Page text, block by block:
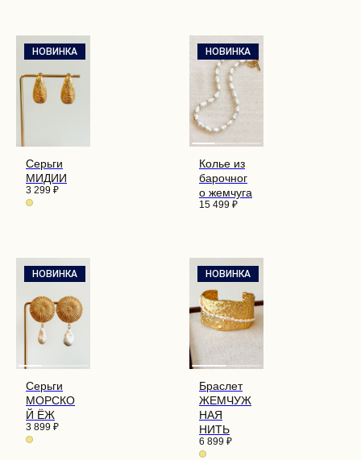
НОВИНКА
Серьги
МИДИИ
3 299 ₽
НОВИНКА
Колье из
барочног
о жемчуга
15 499 ₽
НОВИНКА
Серьги
МОРСКО
Й ЁЖ
3 899 ₽
НОВИНКА
Браслет
ЖЕМЧУЖ
НАЯ
НИТЬ
6 899 ₽
ПОЛИТИКА КОНФИДЕНЦИАЛЬНОСТИ
ПОЛЬЗОВАТЕЛЬСКОЕ СОГЛАШЕНИЕ
СОГЛАСИЕ НА ОБРАБОТКУ
ПЕРСОНАЛЬНЫХ ДАННЫХ